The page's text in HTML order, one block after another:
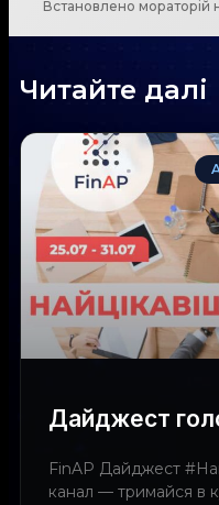
Читайте далі
Дайджест
FinAP Дайджест
канал — тримайся в